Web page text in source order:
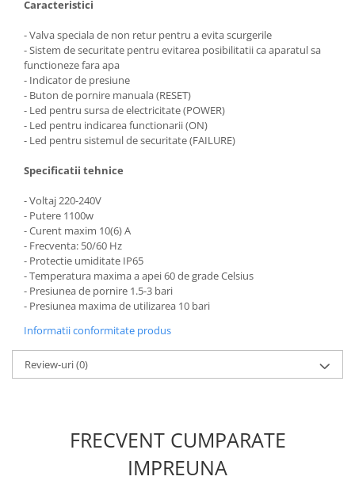
Masini de spalat vase
independente
Motoburghiu/Foreza pamant
Pachete Incorporabile
Pirostrii & Arzatoare
Plasa umbrire
Pompe de stropit
Radiatoare
Semanatoare,Plantatoare
Sere
Sobe pe gaz & electrice
Suflante & Aspiratoare
Suflante Frunze
Unelte Gradinarit
Ventilatoare
Caracteristici
- Valva speciala de non retur pentru a evita scurgerile
- Sistem de securitate pentru evitarea posibilitatii ca aparatul sa
functioneze fara apa
- Indicator de presiune
- Buton de pornire manuala (RESET)
- Led pentru sursa de electricitate (POWER)
- Led pentru indicarea functionarii (ON)
- Led pentru sistemul de securitate (FAILURE)
Specificatii tehnice
- Voltaj 220-240V
- Putere 1100w
- Curent maxim 10(6) A
- Frecventa: 50/60 Hz
- Protectie umiditate IP65
- Temperatura maxima a apei 60 de grade Celsius
- Presiunea de pornire 1.5-3 bari
- Presiunea maxima de utilizarea 10 bari
Informatii conformitate produs
Review-uri(0)
FRECVENT CUMPARATE
IMPREUNA